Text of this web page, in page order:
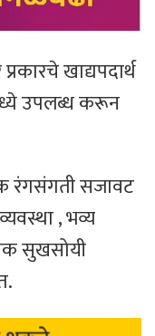
खाद्यपदार्थ
उपलब्ध करून
रंगसंगती सजावट
, भव्य
सुखसोयी